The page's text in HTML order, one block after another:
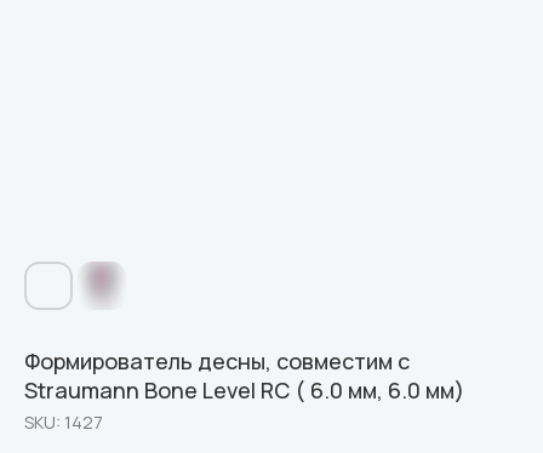
Формирователь десны, совместим с
Straumann Bone Level RC ( 6.0 мм, 6.0 мм)
SKU: 1427